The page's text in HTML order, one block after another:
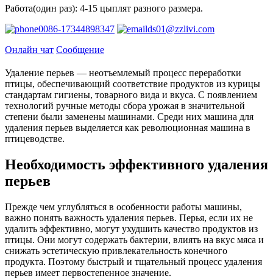
Работа(один раз): 4-15 цыплят разного размера.
0086-17344898347
ds01@zzlivi.com
Онлайн чат Сообщение
Удаление перьев — неотъемлемый процесс переработки
птицы, обеспечивающий соответствие продуктов из курицы
стандартам гигиены, товарного вида и вкуса. С появлением
технологий ручные методы сбора урожая в значительной
степени были заменены машинами. Среди них машина для
удаления перьев выделяется как революционная машина в
птицеводстве.
Необходимость эффективного удаления
перьев
Прежде чем углубляться в особенности работы машины,
важно понять важность удаления перьев. Перья, если их не
удалить эффективно, могут ухудшить качество продуктов из
птицы. Они могут содержать бактерии, влиять на вкус мяса и
снижать эстетическую привлекательность конечного
продукта. Поэтому быстрый и тщательный процесс удаления
перьев имеет первостепенное значение.